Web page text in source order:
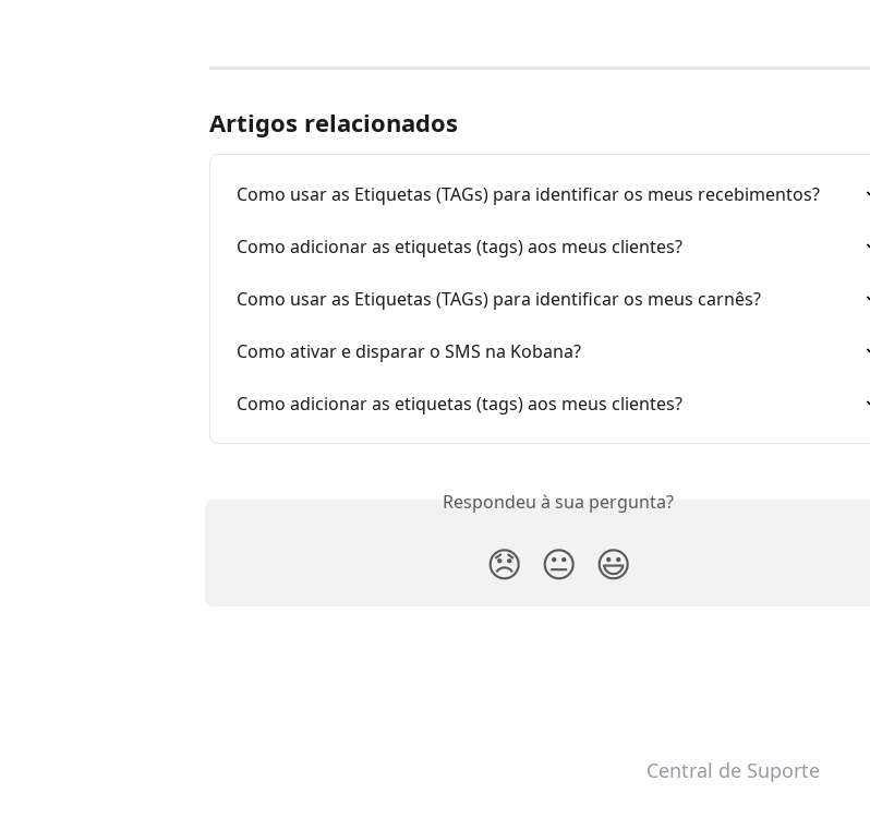
Artigos relacionados
Como usar as Etiquetas (TAGs) para identificar os meus recebimentos?
Como adicionar as etiquetas (tags) aos meus clientes?
Como usar as Etiquetas (TAGs) para identificar os meus carnês?
Como ativar e disparar o SMS na Kobana?
Como adicionar as etiquetas (tags) aos meus clientes?
Respondeu à sua pergunta?
😞 😐 😃
Central de Suporte